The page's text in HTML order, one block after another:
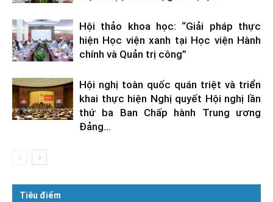
Hội thảo khoa học: “Giải pháp thực
hiện Học viện xanh tại Học viện Hành
chính và Quản trị công”
Hội nghị toàn quốc quán triệt và triển
khai thực hiện Nghị quyết Hội nghị lần
thứ ba Ban Chấp hành Trung ương
Đảng...
Tiêu điểm